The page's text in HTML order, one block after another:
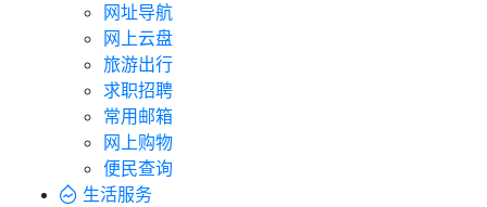
网址导航
网上云盘
旅游出行
求职招聘
常用邮箱
网上购物
便民查询
生活服务